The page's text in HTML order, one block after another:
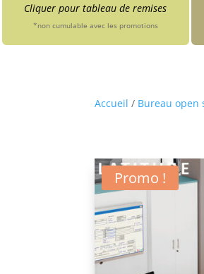
Cliquer pour tableau de remises
*non cumulable avec les promotions
Accueil / Bureau open
Promo !